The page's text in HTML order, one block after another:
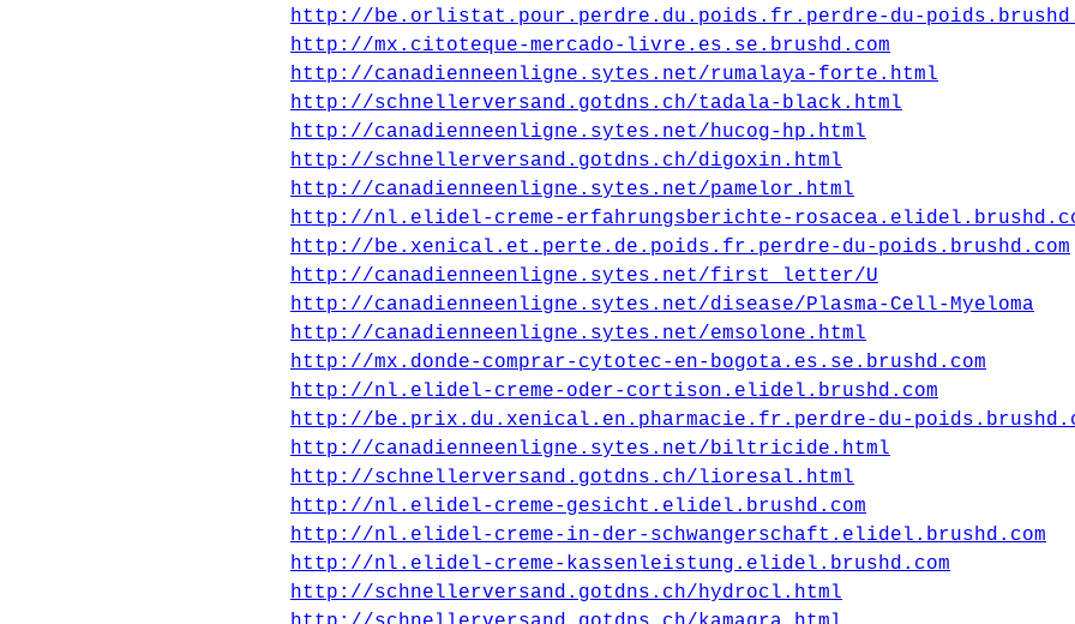
http://be.orlistat.pour.perdre.du.poids.fr.perdre-du-
http://mx.citoteque-mercado-livre.es.se.brushd.com
http://canadienneenligne.sytes.net/rumalaya-forte.html
http://schnellerversand.gotdns.ch/tadala-black.html
http://canadienneenligne.sytes.net/hucog-hp.html
http://schnellerversand.gotdns.ch/digoxin.html
http://canadienneenligne.sytes.net/pamelor.html
http://nl.elidel-creme-erfahrungsberichte-
http://be.xenical.et.perte.de.poids.fr.perdre-du-poids.brushd.com
http://canadienneenligne.sytes.net/first_letter/U
http://canadienneenligne.sytes.net/disease/Plasma-Cell-Myeloma
http://canadienneenligne.sytes.net/emsolone.html
http://mx.donde-comprar-cytotec-en-bogota.es.se.brushd.com
http://nl.elidel-creme-oder-cortison.elidel.brushd.com
http://be.prix.du.xenical.en.pharmacie.fr.perdre-du-
http://canadienneenligne.sytes.net/biltricide.html
http://schnellerversand.gotdns.ch/lioresal.html
http://nl.elidel-creme-gesicht.elidel.brushd.com
http://nl.elidel-creme-in-der-schwangerschaft.elidel.brushd.com
http://nl.elidel-creme-kassenleistung.elidel.brushd.com
http://schnellerversand.gotdns.ch/hydrocl.html